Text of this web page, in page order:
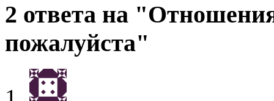
2 ответа на
пожалуйста"